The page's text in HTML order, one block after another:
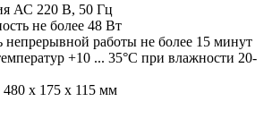
АС 220 В, 50 Гц
не более 48 Вт
непрерывной работы не более 15 минут
+10 ... 35°С при влажности 20-
480 х 175 х 115 мм